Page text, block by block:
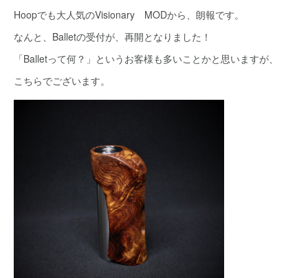
Hoopでも大人気のVisionary MODから、朗報です。
なんと、Balletの受付が、再開となりました！
「Balletって何？」というお客様も多いことかと思いますが、
こちらでございます。